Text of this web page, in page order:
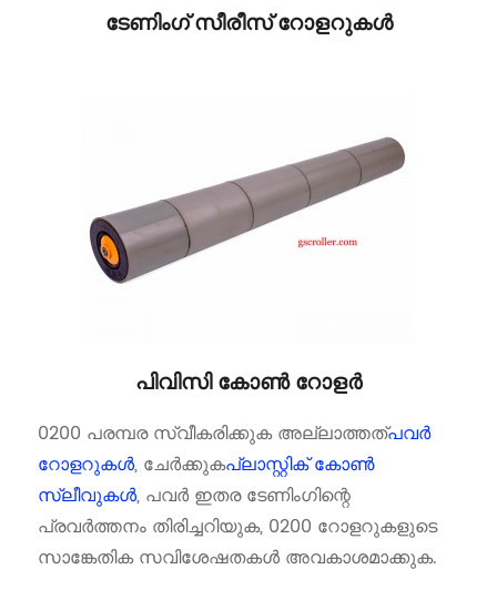
ടേണിംഗ് സീരീസ് റോളറുകൾ
പിവിസി കോൺ റോളർ
0200 പരമ്പര സ്വീകരിക്കുക അല്ലാത്തത്പവർ
റോളറുകൾ, ചേർക്കുകപ്ലാസ്റ്റിക് കോൺ
സ്ലീവുകൾ, പവർ ഇതര ടേണിംഗിന്റെ
പ്രവർത്തനം തിരിച്ചറിയുക, 0200 റോളറുകളുടെ
സാങ്കേതിക സവിശേഷതകൾ അവകാശമാക്കുക.